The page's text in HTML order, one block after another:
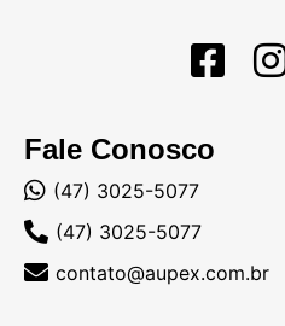
Fale Conosco
(47) 3025-5077
(47) 3025-5077
contato@aupex.com.br